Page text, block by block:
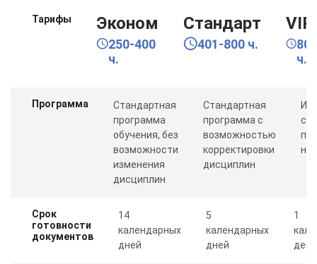
Тарифы Эконом
250-400
ч.
Стандарт
401-800 ч.
VIP
ч.
Программа
Стандартная
программа
обучения, без
возможности
изменения
дисциплин
Стандартная
программа с
возможностью
корректировки
дисциплин
Срок
готовности
документов
14
календарных
дней
5
календарных
дней
1
день